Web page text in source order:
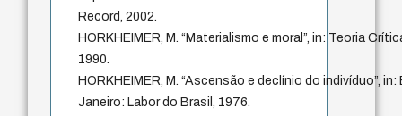
Record, 2002.
HORKHEIMER, M. “Materialismo e moral”, in: Teoria
1990.
HORKHEIMER, M. “Ascensão e declínio do indivíduo”,
Janeiro: Labor do Brasil, 1976.